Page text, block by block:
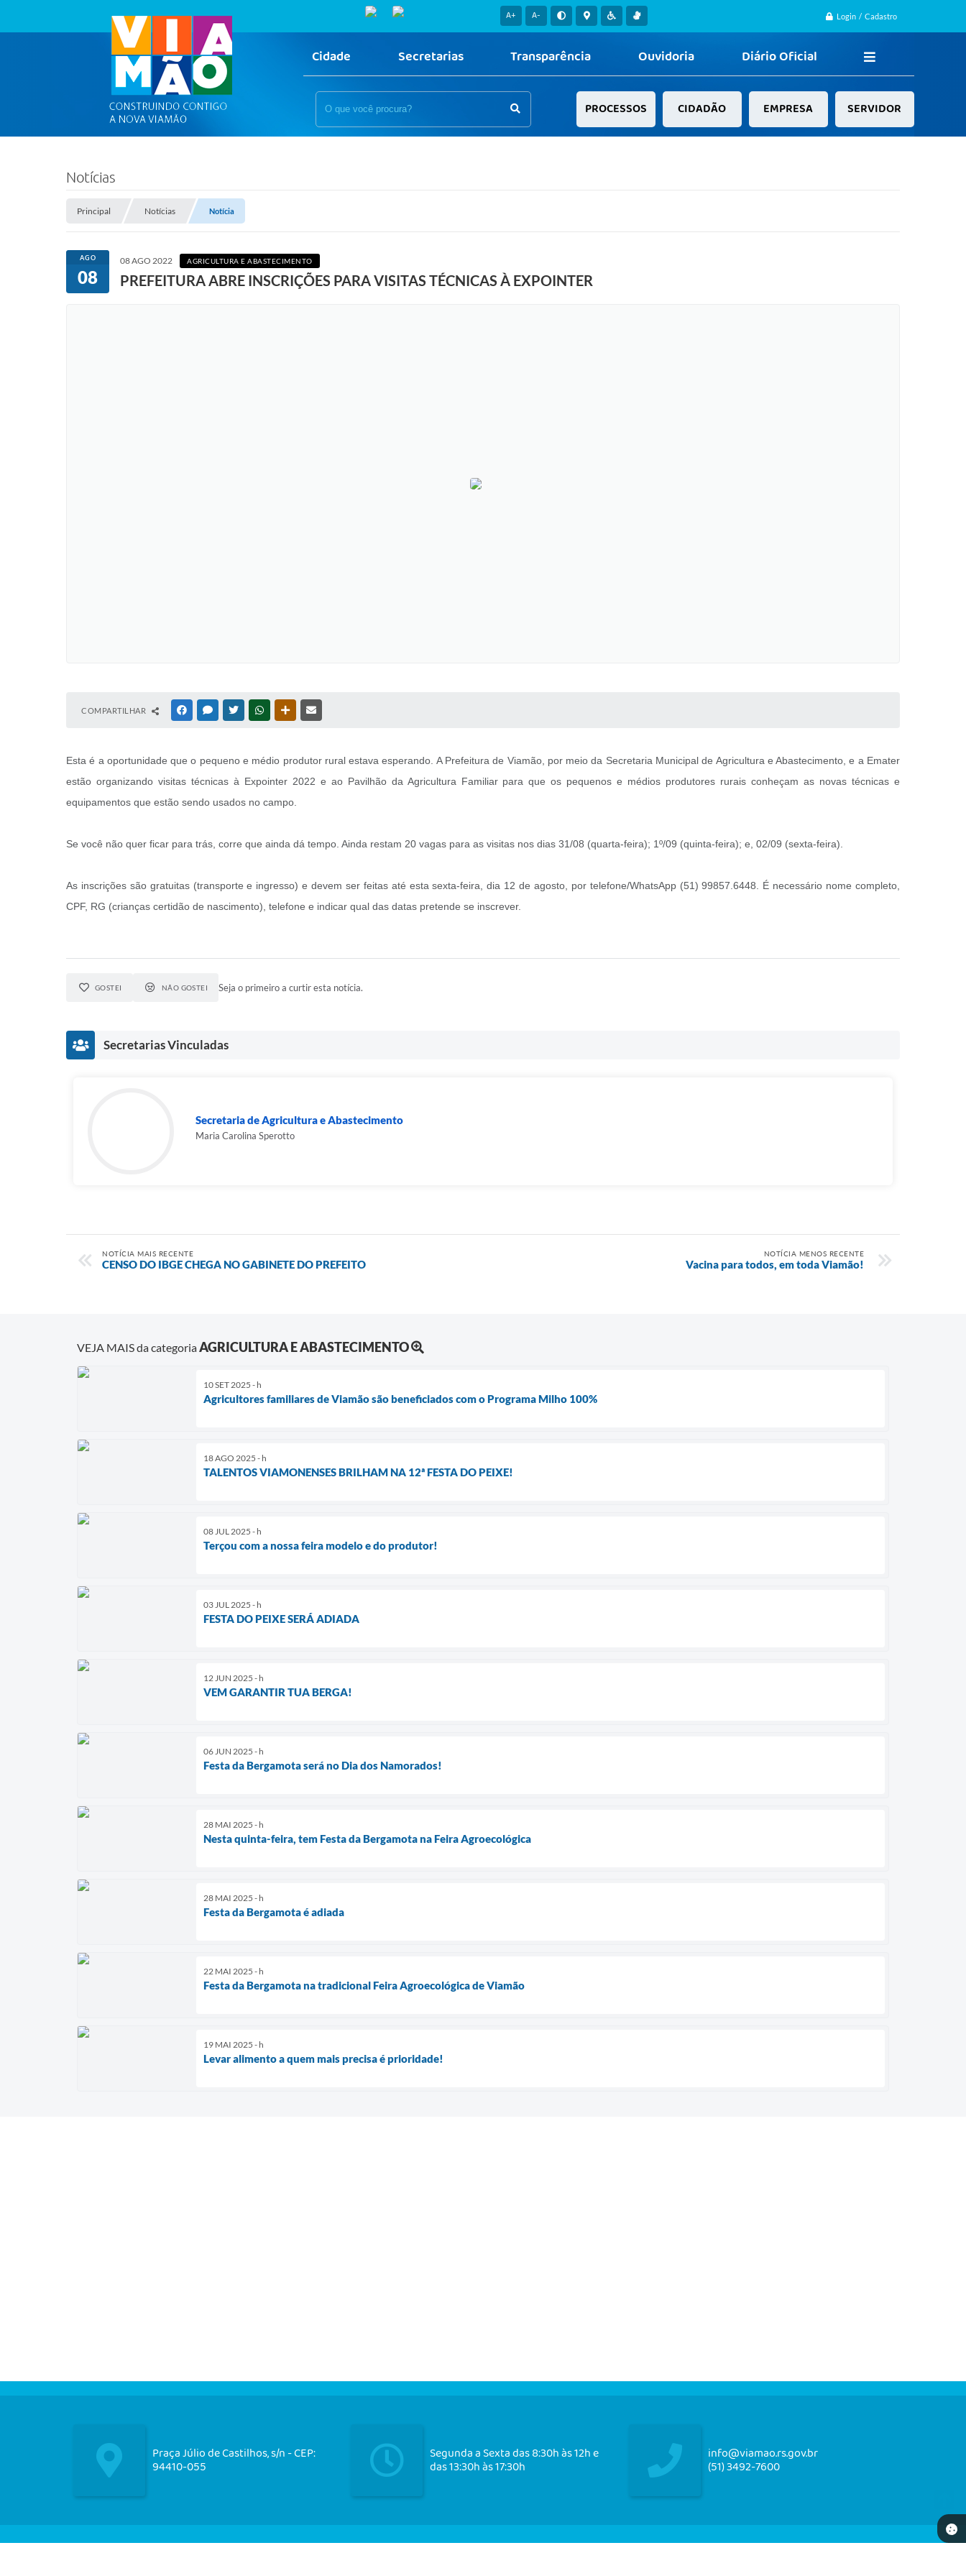
Login / Cadastro
A+ A-
Cidade Secretarias Transparência Ouvidoria Diário Oficial
PROCESSOS CIDADÃO EMPRESA SERVIDOR
Notícias
Principal Notícias Notícia
AGO
08
08 AGO 2022 AGRICULTURA E ABASTECIMENTO
PREFEITURA ABRE INSCRIÇÕES PARA VISITAS TÉCNICAS À EXPOINTER
COMPARTILHAR FACEBOOKMESSENGER
TWITTERWHATSAPPOUTRAS MÍDIAS
Esta é a oportunidade que o pequeno e médio produtor rural estava esperando. A Prefeitura de Viamão, por meio da Secretaria Municipal de Agricultura e Abastecimento, e a Emater
estão organizando visitas técnicas à Expointer 2022 e ao Pavilhão da Agricultura Familiar para que os pequenos e médios produtores rurais conheçam as novas técnicas e
equipamentos que estão sendo usados no campo.
Se você não quer ficar para trás, corre que ainda dá tempo. Ainda restam 20 vagas para as visitas nos dias 31/08 (quarta-feira); 1º/09 (quinta-feira); e, 02/09 (sexta-feira).
As inscrições são gratuitas (transporte e ingresso) e devem ser feitas até esta sexta-feira, dia 12 de agosto, por telefone/WhatsApp (51) 99857.6448. É necessário nome completo,
CPF, RG (crianças certidão de nascimento), telefone e indicar qual das datas pretende se inscrever.
GOSTEI NÃO GOSTEI Seja o primeiro a curtir esta notícia.
Secretarias Vinculadas
Secretaria de Agricultura e Abastecimento
Maria Carolina Sperotto
NOTÍCIA MAIS RECENTE
CENSO DO IBGE CHEGA NO GABINETE DO PREFEITO
NOTÍCIA MENOS RECENTE
Vacina para todos, em toda Viamão!
VEJA MAIS da categoriaAGRICULTURA E ABASTECIMENTO
10 SET 2025 - h
Agricultores familiares de Viamão são beneficiados com o Programa Milho 100%
18 AGO 2025 - h
TALENTOS VIAMONENSES BRILHAM NA 12ª FESTA DO PEIXE!
08 JUL 2025 - h
Terçou com a nossa feira modelo e do produtor!
03 JUL 2025 - h
FESTA DO PEIXE SERÁ ADIADA
12 JUN 2025 - h
VEM GARANTIR TUA BERGA!
06 JUN 2025 - h
Festa da Bergamota será no Dia dos Namorados!
28 MAI 2025 - h
Nesta quinta-feira, tem Festa da Bergamota na Feira Agroecológica
28 MAI 2025 - h
Festa da Bergamota é adiada
22 MAI 2025 - h
Festa da Bergamota na tradicional Feira Agroecológica de Viamão
19 MAI 2025 - h
Levar alimento a quem mais precisa é prioridade!
Praça Júlio de Castilhos, s/n - CEP:
94410-055
Segunda a Sexta das 8:30h às 12h e
das 13:30h às 17:30h
info@viamao.rs.gov.br
(51) 3492-7600